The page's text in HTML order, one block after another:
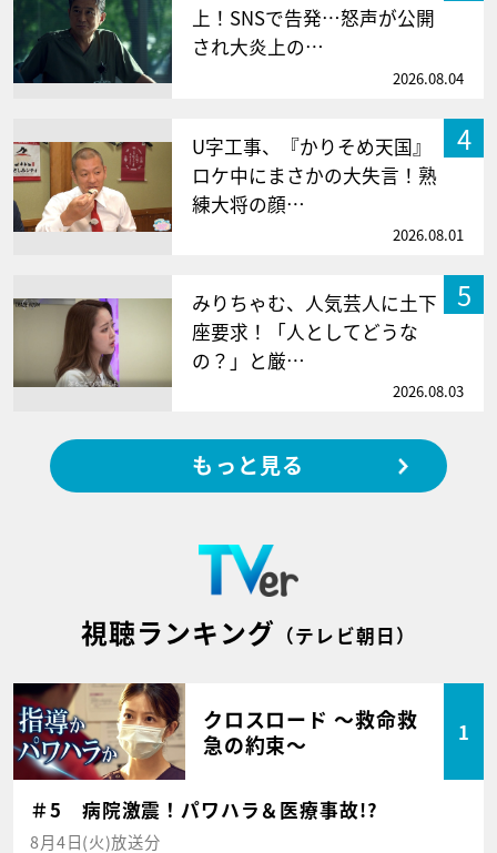
上！SNSで告発…怒声が公開
され大炎上の…
2026.08.04
4
U字工事、『かりそめ天国』
ロケ中にまさかの大失言！熟
練大将の顔…
2026.08.01
5
みりちゃむ、人気芸人に土下
座要求！「人としてどうな
の？」と厳…
2026.08.03
もっと見る
視聴ランキング （テレビ朝日）
クロスロード ～救命救
急の約束～
1
＃5 病院激震！パワハラ＆医療事故!?
8月4日(火)放送分